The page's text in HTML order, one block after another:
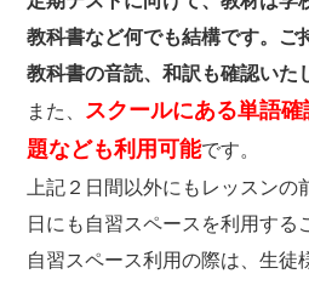
教科書など何でも結構です。ご
教科書の音読、和訳も確認いた
また、 スクールにある単語
題なども利用可能です。
上記２日間以外にもレッスンの
日にも自習スペースを利用する
自習スペース利用の際は、生徒